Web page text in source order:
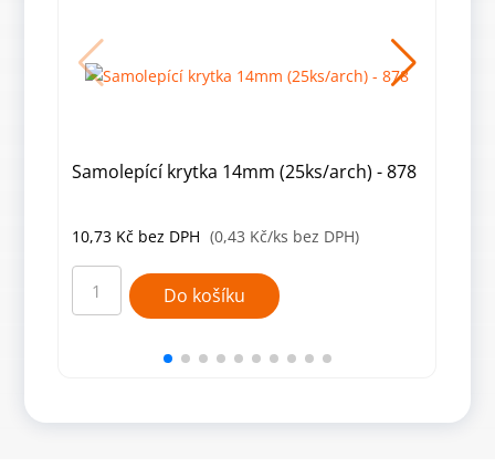
Samolepící krytka 14mm (25ks/arch) - 878
10,73 Kč bez DPH (0,43 Kč/ks bez DPH)
Samolepící
krytka
14mm
(25ks/arch)
Do košíku